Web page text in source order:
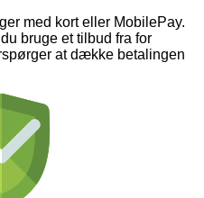
med kort eller MobilePay.
bruge et tilbud fra for
at dække betalingen